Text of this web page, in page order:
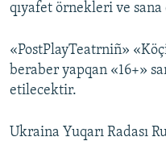
qıyafet örnekleri ve
«PostPlayTeatrniñ»
beraber yapqan «16+»
etilecektir.
Ukraina Yuqarı Radası